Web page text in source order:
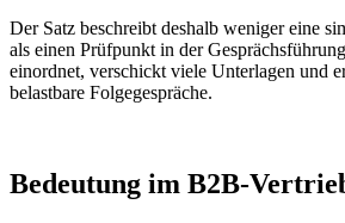
Der Satz beschreibt deshalb weniger eine
als einen Prüfpunkt in der
einordnet, verschickt viele Unterlagen und
belastbare Folgegespräche.
Bedeutung im B2B-